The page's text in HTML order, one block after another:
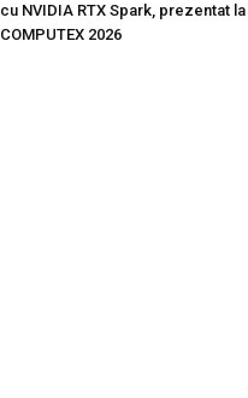
cu NVIDIA RTX Spark, prezentat la
COMPUTEX 2026